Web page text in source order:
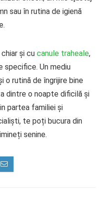
sau în rutina de igienă
și cu canule traheale,
specifice. Un mediu
o rutină de îngrijire bine
dintre o noapte dificilă și
partea familiei și
te poți bucura din
senine.